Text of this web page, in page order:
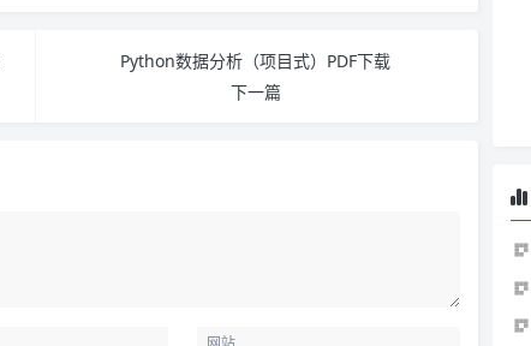
Python数据分析（项目式）PDF下载
下一篇